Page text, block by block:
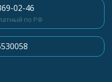
02-46
по РФ